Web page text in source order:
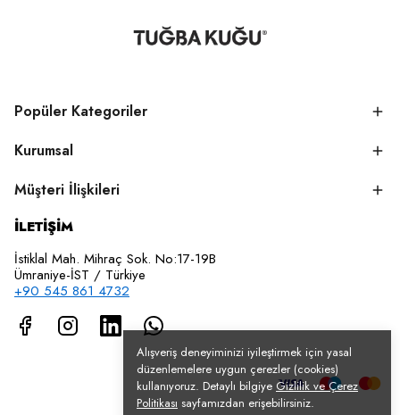
Alışveriş deneyiminizi iyileştirmek için yasal
düzenlemelere uygun çerezler (cookies)
kullanıyoruz. Detaylı bilgiye Gizlilik ve Çerez
Politikası sayfamızdan erişebilirsiniz.
Popüler Kategoriler
Kurumsal
Müşteri İlişkileri
İLETİŞİM
İstiklal Mah. Mihraç Sok. No:17-19B
Ümraniye-İST / Türkiye
+90 545 861 4732